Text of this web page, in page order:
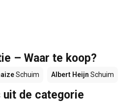
– Waar te koop?
Schuim Albert Heijn Schuim
de categorie